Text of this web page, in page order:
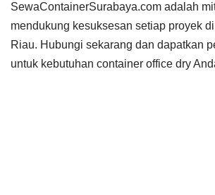
SewaContainerSurabaya.com adalah
mendukung kesuksesan setiap proyek
Riau. Hubungi sekarang dan dapatkan
untuk kebutuhan container office dry